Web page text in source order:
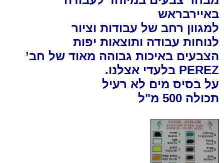
באיירבראש
למגוון רחב של עבודות וציור
לנוחות עבודה ותוצאות יפות
הצבעים באיכות גבוהה מאוד של חב’
PEREZ בלעדי אצלנו.
על בסיס מים לא רעיל
תכולה 500 מ"ל